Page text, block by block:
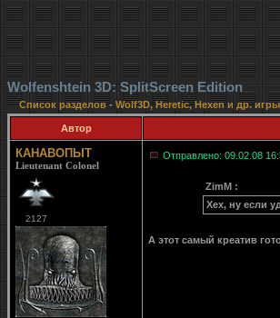
Wolfenshtein 3D: SplitScreen Edition
Список разделов- Wolf3D, Heretic, Hexen и др. игры
Автор
КАНАВОПЫТ
Lieutenant Colonel
2127
Отправлено: 09.02.08
ZimM :
Хех, ну если
А этот самый креатив